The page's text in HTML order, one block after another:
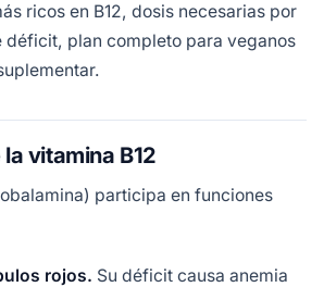
ricos en B12, dosis necesarias por
déficit, plan completo para veganos
vitamina B12
participa en funciones
rojos. Su déficit causa anemia